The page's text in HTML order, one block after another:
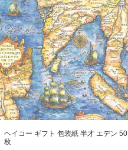
ヘイコー ギフト 包装紙 半才 エデン 50
枚